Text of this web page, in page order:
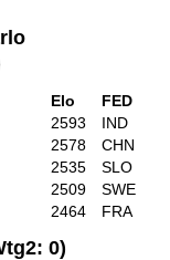
Elo
FED
2593
IND
2578
CHN
2535
SLO
2509
SWE
2464 FRA
0)